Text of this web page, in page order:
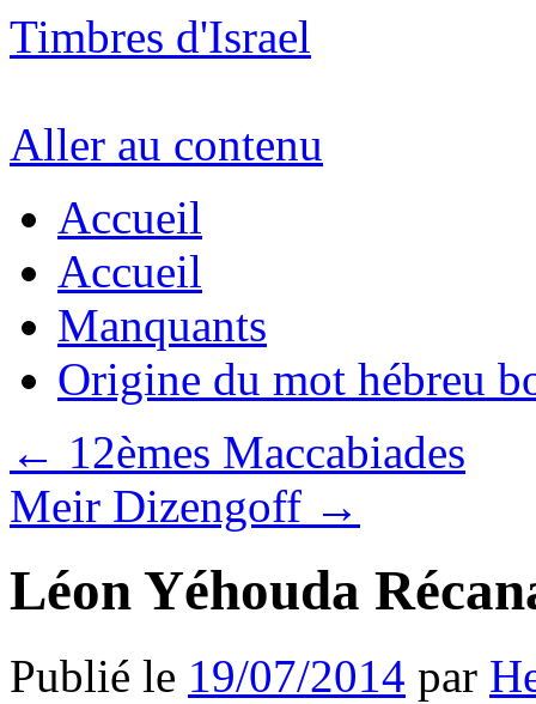
Timbres d'Israel
Aller au contenu
Accueil
Accueil
Manquants
Origine du mot hébreu
← 12èmes Maccabiades
Meir Dizengoff →
Léon Yéhouda
Publié le 19/07/2014 par